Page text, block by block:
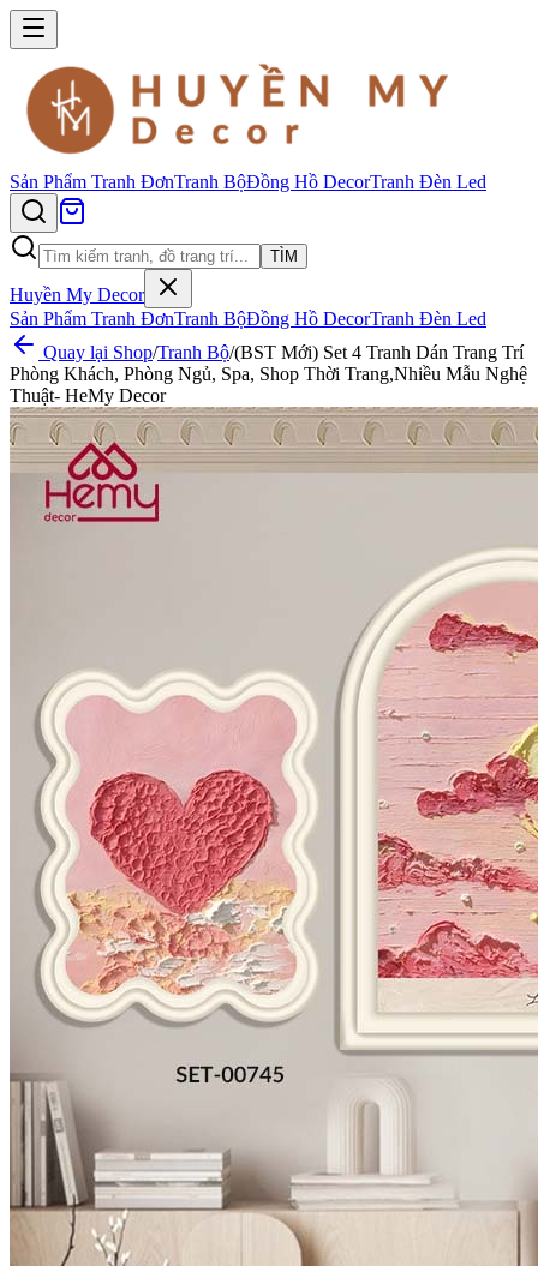
Sản Phẩm Tranh ĐơnTranh BộĐồng Hồ DecorTranh Đèn Led
TÌM
Huyền My Decor
Sản Phẩm Tranh ĐơnTranh BộĐồng Hồ DecorTranh Đèn Led
Quay lại Shop/Tranh Bộ/(BST Mới) Set 4 Tranh Dán Trang Trí
Phòng Khách, Phòng Ngủ, Spa, Shop Thời Trang,Nhiều Mẫu Nghệ
Thuật- HeMy Decor